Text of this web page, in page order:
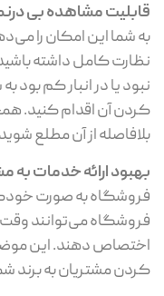
قابلیت مشاهده بی
به شما این امکان را
نظارت کامل داشته
نبود یا در انبار کم
کردن آن اقدام کنید.
بلافاصله از آن مطلع
بهبود ارائه خدمات به
فروشگاه به صورت
فروشگاه می‌توانند وقت
اختصاص دهند. این
کردن مشتریان به برند